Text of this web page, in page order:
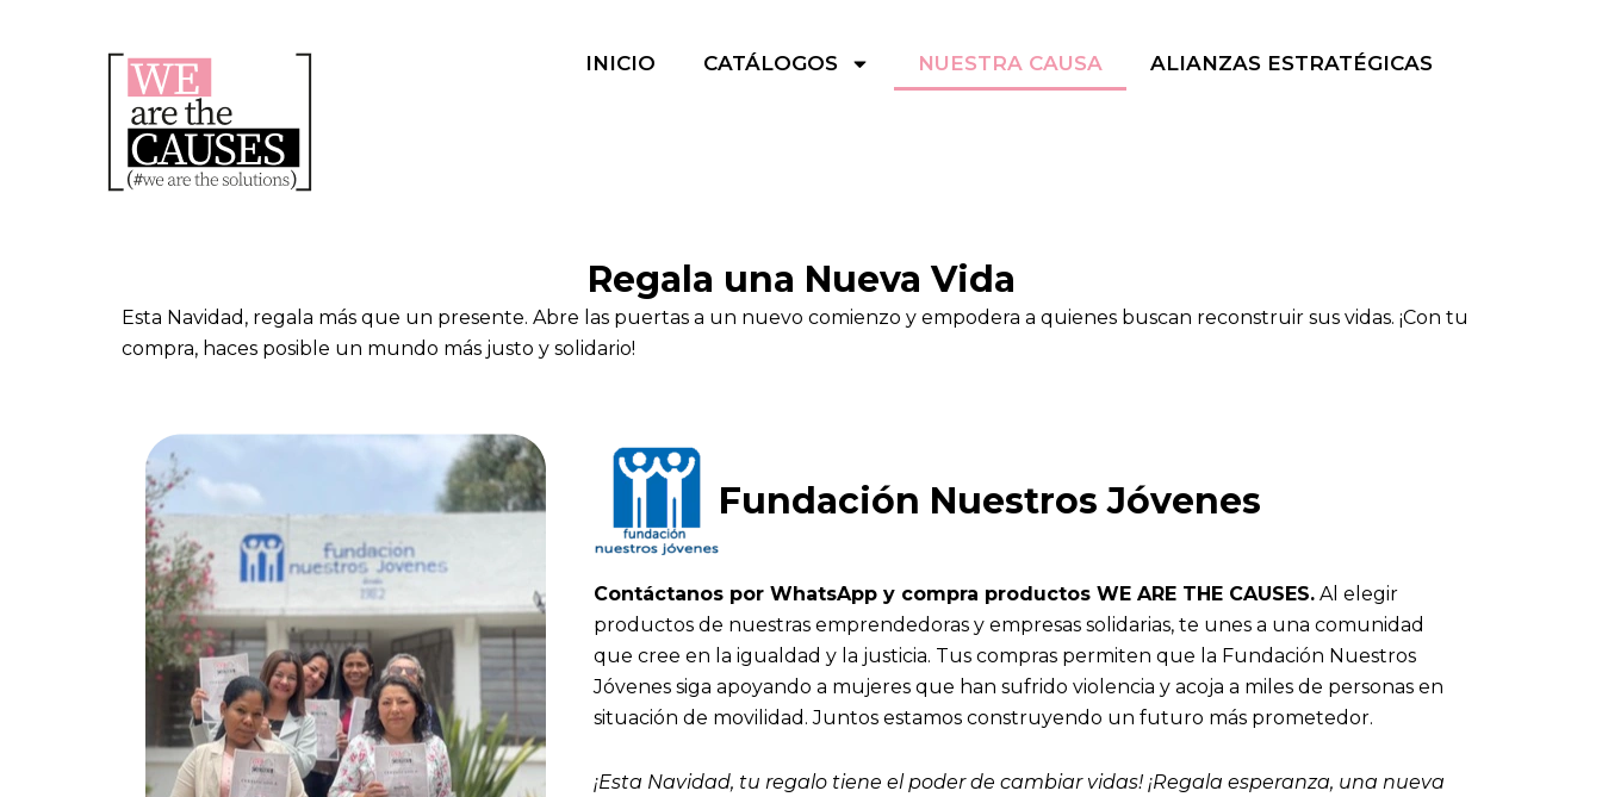
INICIO CATÁLOGOS NUESTRA CAUSA ALIANZAS ESTRATÉGICAS
Regala una Nueva Vida
Esta Navidad, regala más que un presente. Abre las puertas a un nuevo comienzo y empodera a quienes buscan reconstruir sus vidas. ¡Con tu
compra, haces posible un mundo más justo y solidario!
Fundación Nuestros Jóvenes
Contáctanos por WhatsApp y compra productos WE ARE THE CAUSES. Al elegir
productos de nuestras emprendedoras y empresas solidarias, te unes a una comunidad
que cree en la igualdad y la justicia. Tus compras permiten que la Fundación Nuestros
Jóvenes siga apoyando a mujeres que han sufrido violencia y acoja a miles de personas en
situación de movilidad. Juntos estamos construyendo un futuro más prometedor.
¡Esta Navidad, tu regalo tiene el poder de cambiar vidas! ¡Regala esperanza, una nueva